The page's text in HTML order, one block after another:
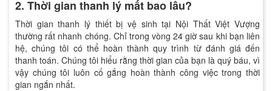
2. Thời gian thanh lý mất bao lâu?
Thời gian thanh lý thiết bị vệ sinh tại Nội Thất Việt Vượng
thường rất nhanh chóng. Chỉ trong vòng 24 giờ sau khi bạn liên
hệ, chúng tôi có thể hoàn thành quy trình từ đánh giá đến
thanh toán. Chúng tôi hiểu rằng thời gian của bạn là quý báu, vì
vậy chúng tôi luôn cố gắng hoàn thành công việc trong thời
gian ngắn nhất.